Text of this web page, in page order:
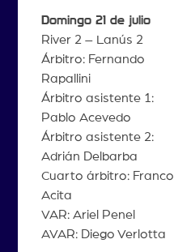
Domingo 21 de julio
River 2 – Lanús 2
Árbitro: Fernando
Rapallini
Árbitro asistente 1:
Pablo Acevedo
Árbitro asistente 2:
Adrián Delbarba
Cuarto árbitro: Franco
Acita
VAR: Ariel Penel
AVAR: Diego Verlotta